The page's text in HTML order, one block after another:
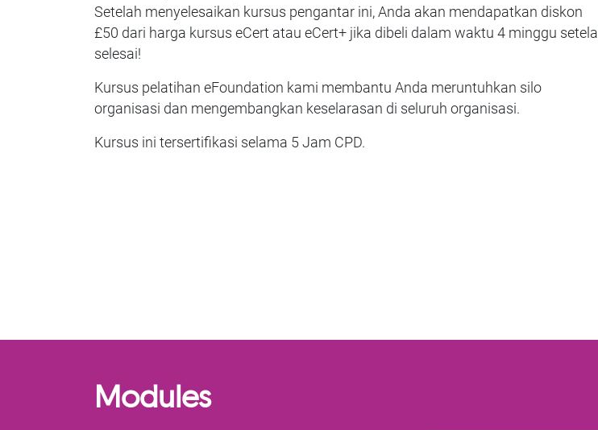
Setelah menyelesaikan kursus pengantar ini, Anda akan mendapatkan diskon
£50 dari harga kursus eCert atau eCert+ jika dibeli dalam waktu 4 minggu
selesai!
Kursus pelatihan eFoundation kami membantu Anda meruntuhkan silo
organisasi dan mengembangkan keselarasan di seluruh organisasi.
Kursus ini tersertifikasi selama 5 Jam CPD.
Modules